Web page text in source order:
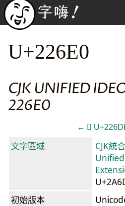
U+226E0
CJK UNIFIED
226E0
← 𢛟
文字區域
CJK統
初始版本